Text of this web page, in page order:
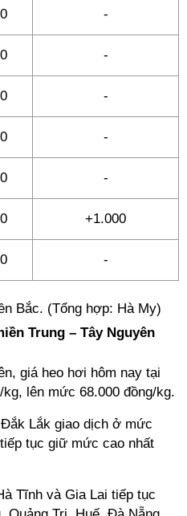
-
-
-
-
-
+1.000
-
Bắc. (Tổng hợp: Hà My)
Trung – Tây Nguyên
giá heo hơi hôm nay tại
lên mức 68.000 đồng/kg.
Lắk giao dịch ở mức
tục giữ mức cao nhất
Tĩnh và Gia Lai tiếp tục